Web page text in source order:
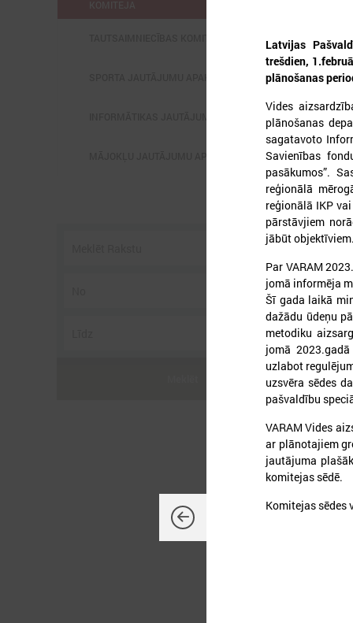
INFORMĀTIKAS JAUTĀJUMU APAKŠKOMITEJA
MĀJOKĻU JAUTĀJUMU APAKŠKOMITEJA
Latvijas
trešdien,
plānošanas
Vides
plānošanas
sagatavoto
Savienības
pasākumos”.
reģionālā
reģionālā IKP
pārstāvjiem
jābūt
Par VARAM
jomā informēja
Šī gada laikā
dažādu ūdeņu
metodiku
jomā
uzlabot
uzsvēra sēdes
pašvaldību
VARAM Vides
ar plānotajiem
jautājuma
komitejas sēdē.
Komitejas